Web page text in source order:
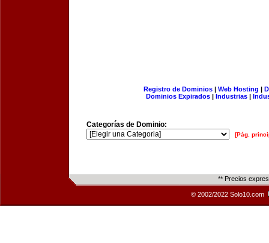
Registro de Dominios| Web Hosting |
Dominios Expirados | Industrias |
Categorías de Dominio:
[Pág.
** Precios
© 2002/2022 Solo10.com